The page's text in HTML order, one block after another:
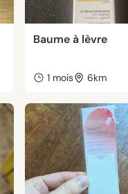
Baume à lèvre
1 mois 6km